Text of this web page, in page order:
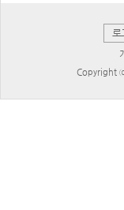
로
Copyright